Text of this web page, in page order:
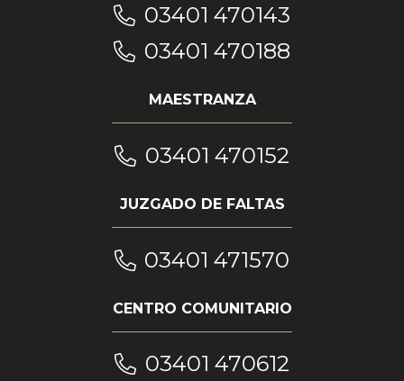
03401 470143
03401 470188
MAESTRANZA
03401 470152
JUZGADO DE FALTAS
03401 471570
CENTRO COMUNITARIO
03401 470612